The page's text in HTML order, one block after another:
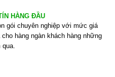
HÀNG ĐẦU
gói chuyên nghiệp với mức giá
hàng ngàn khách hàng những
qua.